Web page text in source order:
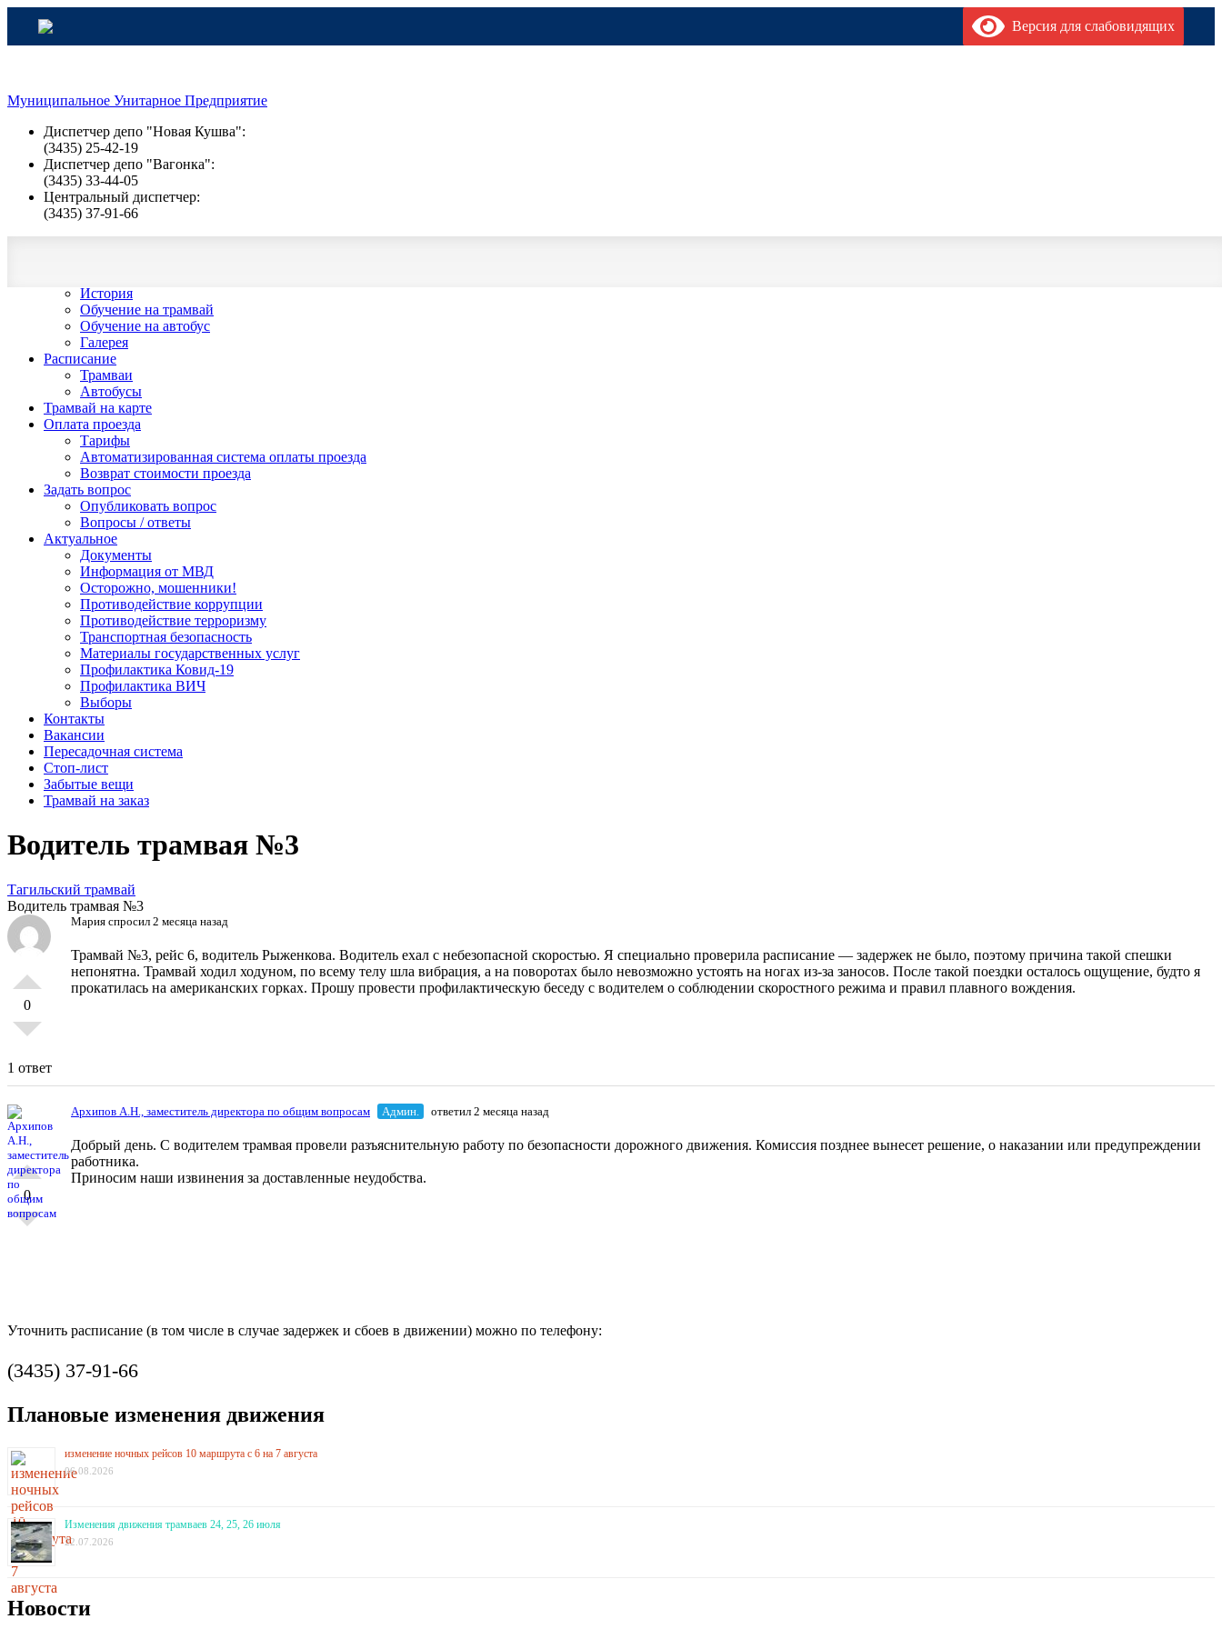
Версия для слабовидящих
Муниципальное Унитарное Предприятие
Диспетчер депо "Новая Кушва":
(3435) 25-42-19
Диспетчер депо "Вагонка":
(3435) 33-44-05
Центральный диспетчер:
(3435) 37-91-66
История
Обучение на трамвай
Обучение на автобус
Галерея
Расписание
Трамваи
Автобусы
Трамвай на карте
Оплата проезда
Тарифы
Автоматизированная система оплаты проезда
Возврат стоимости проезда
Задать вопрос
Опубликовать вопрос
Вопросы / ответы
Актуальное
Документы
Информация от МВД
Осторожно, мошенники!
Противодействие коррупции
Противодействие терроризму
Транспортная безопасность
Материалы государственных услуг
Профилактика Ковид-19
Профилактика ВИЧ
Выборы
Контакты
Вакансии
Пересадочная система
Стоп-лист
Забытые вещи
Трамвай на заказ
Водитель трамвая №3
Тагильский трамвай
Водитель трамвая №3
0
Мария спросил 2 месяца назад
Трамвай №3, рейс 6, водитель Рыженкова. Водитель ехал с небезопасной скоростью. Я специально проверила расписание — задержек не было, поэтому причина такой спешки
непонятна. Трамвай ходил ходуном, по всему телу шла вибрация, а на поворотах было невозможно устоять на ногах из-за заносов. После такой поездки осталось ощущение, будто я
прокатилась на американских горках. Прошу провести профилактическую беседу с водителем о соблюдении скоростного режима и правил плавного вождения.
1 ответ
0
Архипов А.Н., заместитель директора по общим вопросам Админ. ответил 2 месяца назад
Добрый день. С водителем трамвая провели разъяснительную работу по безопасности дорожного движения. Комиссия позднее вынесет решение, о наказании или предупреждении
работника.
Приносим наши извинения за доставленные неудобства.
Уточнить расписание (в том числе в случае задержек и сбоев в движении) можно по телефону:
(3435) 37-91-66
Плановые изменения движения
изменение ночных рейсов 10 маршрута с 6 на 7 августа
06.08.2026
Изменения движения трамваев 24, 25, 26 июля
22.07.2026
Новости